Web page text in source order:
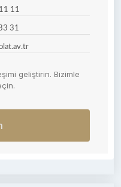
11
31
geliştirin. Bizimle